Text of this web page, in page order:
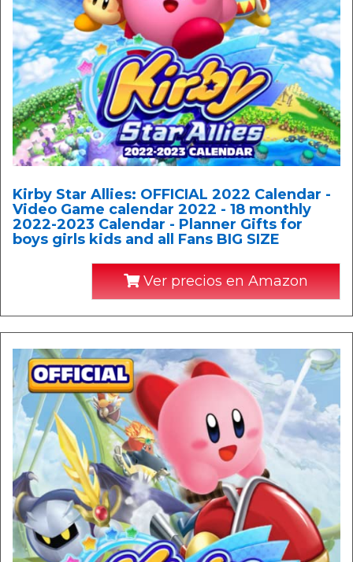
Kirby Star Allies: OFFICIAL 2022 Calendar -
Video Game calendar 2022 - 18 monthly
2022-2023 Calendar - Planner Gifts for
boys girls kids and all Fans BIG SIZE
Ver precios en Amazon